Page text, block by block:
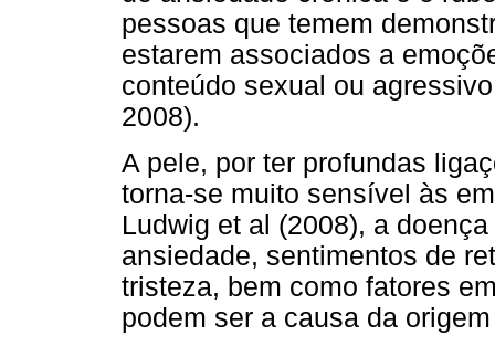
pessoas que temem
estarem associados a
conteúdo sexual ou
2008).
A pele, por ter profundas
torna-se muito sensível às
Ludwig et al (2008), a
ansiedade, sentimentos de
tristeza, bem como fatores
podem ser a causa da